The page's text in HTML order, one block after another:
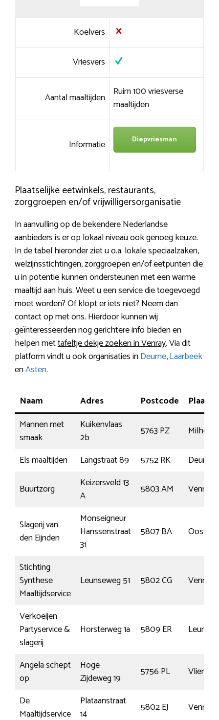
Koelvers
Vriesvers
Aantal maaltijden Ruim 100 vriesverse
maaltijden
Informatie Diepvriesman
Plaatselijke eetwinkels, restaurants,
zorggroepen en/of vrijwilligersorganisatie
In aanvulling op de bekendere Nederlandse
aanbieders is er op lokaal niveau ook genoeg keuze.
In de tabel hieronder ziet u o.a. lokale speciaalzaken,
welzijnsstichtingen, zorggroepen en/of eetpunten die
u in potentie kunnen ondersteunen met een warme
maaltijd aan huis. Weet u een service die toegevoegd
moet worden? Of klopt er iets niet? Neem dan
contact op met ons. Hierdoor kunnen wij
geïnteresseerden nog gerichtere info bieden en
helpen mettafeltje dekje zoeken in Venray. Via dit
platform vindt u ook organisaties inDeurne,Laarbeek
enAsten.
Naam Adres Postcode
Plaats
Mannen met
smaak
Kuikenvlaas
2b
5763 PZ
Els maaltijden
Langstraat 89 5752 RK
Deurne
Buurtzorg
Keizersveld 13
A
5803 AM Venray
Slagerij van
den Eijnden
Monseigneur
Hanssenstraat
31
5807 BA
Stichting
Synthese
Maaltijdservice
Leunseweg 51 5802 CG Venray
Verkoeijen
Partyservice &
slagerij
Horsterweg 1a 5809 ER Leunen
Angela schept
op
Hoge
Zijdeweg 19
5756 PL
Vlierden
De
Maaltijdservice
Plataanstraat
14
5802 EJ Venray